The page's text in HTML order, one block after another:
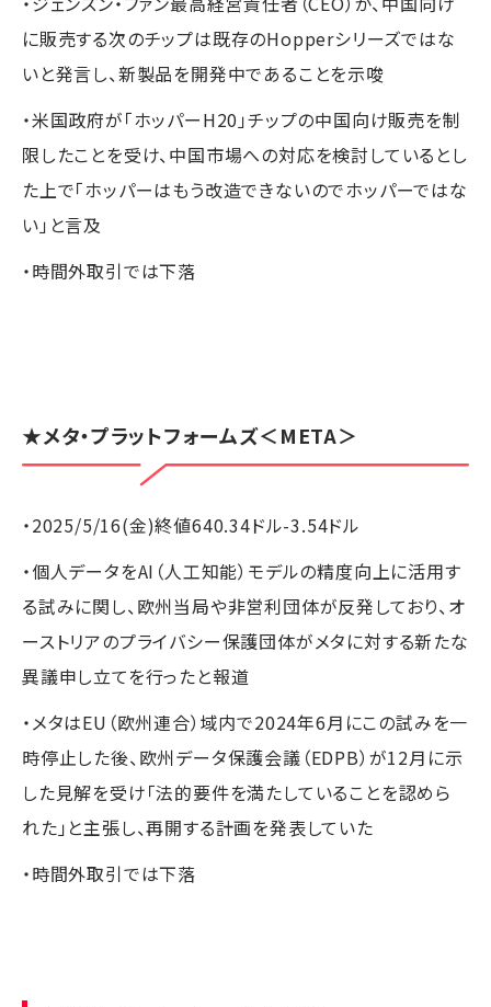
に販売する次のチップは既存のHopperシリーズではな
いと発言し、新製品を開発中であることを示唆
・米国政府が「ホッパーH20」チップの中国向け販売を制
限したことを受け、中国市場への対応を検討しているとし
た上で「ホッパーはもう改造できないのでホッパーではな
い」と言及
・時間外取引では下落
★メタ・プラットフォームズ＜META＞
・2025/5/16(金)終値640.34ドル-3.54ドル
・個人データをAI（人工知能）モデルの精度向上に活用す
る試みに関し、欧州当局や非営利団体が反発しており、オ
ーストリアのプライバシー保護団体がメタに対する新たな
異議申し立てを行ったと報道
・メタはEU（欧州連合）域内で2024年6月にこの試みを一
時停止した後、欧州データ保護会議（EDPB）が12月に示
した見解を受け「法的要件を満たしていることを認めら
れた」と主張し、再開する計画を発表していた
・時間外取引では下落